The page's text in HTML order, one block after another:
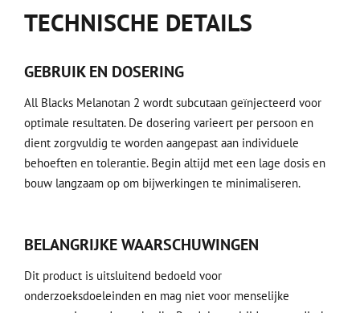
TECHNISCHE DETAILS
GEBRUIK EN DOSERING
All Blacks Melanotan 2 wordt subcutaan geïnjecteerd voor
optimale resultaten. De dosering varieert per persoon en
dient zorgvuldig te worden aangepast aan individuele
behoeften en tolerantie. Begin altijd met een lage dosis en
bouw langzaam op om bijwerkingen te minimaliseren.
BELANGRIJKE WAARSCHUWINGEN
Dit product is uitsluitend bedoeld voor
onderzoeksdoeleinden en mag niet voor menselijke